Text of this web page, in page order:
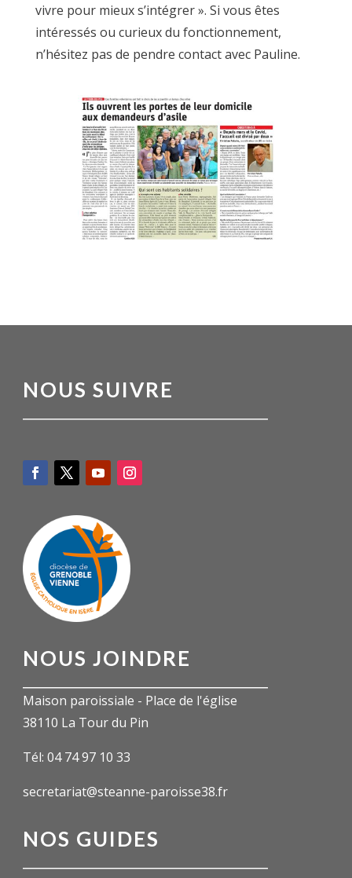
vivre pour mieux s’intégrer ». Si vous êtes
intéressés ou curieux du fonctionnement,
n’hésitez pas de pendre contact avec Pauline.
NOUS SUIVRE
NOUS JOINDRE
Maison paroissiale - Place de l'église
38110 La Tour du Pin
Tél: 04 74 97 10 33
secretariat@steanne-paroisse38.fr
NOS GUIDES